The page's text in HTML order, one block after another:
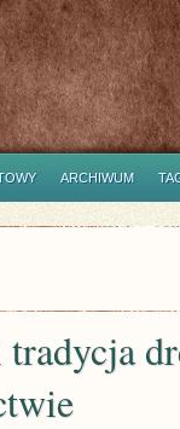
ARCHIWUM